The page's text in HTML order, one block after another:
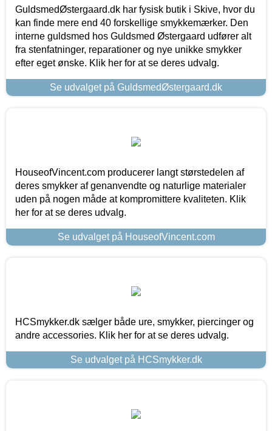
GuldsmedØstergaard.dk har fysisk butik i Skive, hvor du
kan finde mere end 40 forskellige smykkemærker. Den
interne guldsmed hos Guldsmed Østergaard udfører alt
fra stenfatninger, reparationer og nye unikke smykker
efter eget ønske. Klik her for at se deres udvalg.
Se udvalget på GuldsmedØstergaard.dk
HouseofVincent.com producerer langt størstedelen af
deres smykker af genanvendte og naturlige materialer
uden på nogen måde at kompromittere kvaliteten. Klik
her for at se deres udvalg.
Se udvalget på HouseofVincent.com
HCSmykker.dk sælger både ure, smykker, piercinger og
andre accessories. Klik her for at se deres udvalg.
Se udvalget på HCSmykker.dk